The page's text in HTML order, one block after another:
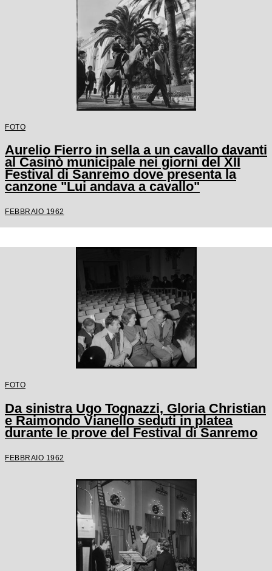
FOTO
Aurelio Fierro in sella a un cavallo davanti
al Casinò municipale nei giorni del XII
Festival di Sanremo dove presenta la
canzone "Lui andava a cavallo"
FEBBRAIO 1962
FOTO
Da sinistra Ugo Tognazzi, Gloria Christian
e Raimondo Vianello seduti in platea
durante le prove del Festival di Sanremo
FEBBRAIO 1962